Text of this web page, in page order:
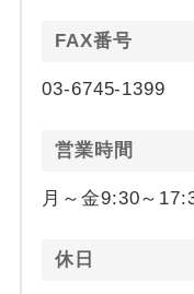
FAX番号
03-6745-1399
営業時間
月～金9:30～
休日